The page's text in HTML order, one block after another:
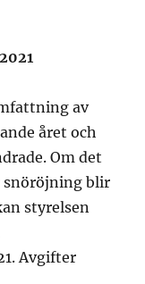
av
året och
Om det
snöröjning blir
styrelsen
Avgifter